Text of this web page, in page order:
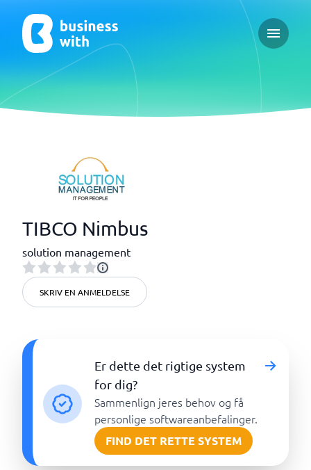
Open
TIBCO Nimbus
solution management
SKRIV EN ANMELDELSE
Er dette det rigtige system
for dig?
Sammenlign jeres behov og få
personlige softwareanbefalinger.
FIND DET RETTE SYSTEM